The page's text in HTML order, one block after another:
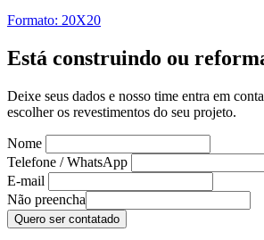
Formato: 20X20
Está construindo ou
Deixe seus dados e nosso time entra em
escolher os revestimentos do seu projeto.
Nome
Telefone / WhatsApp
E-mail
Não preencha
Quero ser contatado